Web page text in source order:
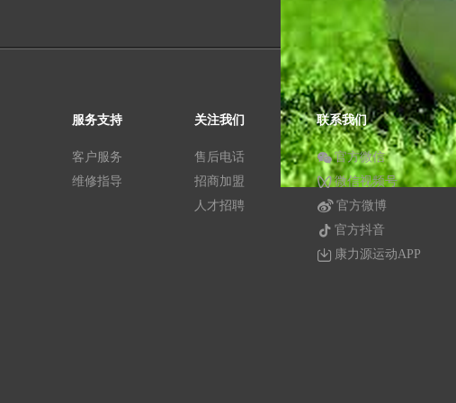
服务支持
客户服务
维修指导
关注我们
售后电话
招商加盟
人才招聘
联系我们
官方微信
微信视频号
官方微博
官方抖音
康力源运动APP